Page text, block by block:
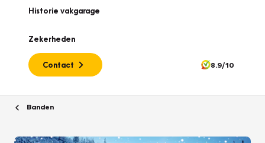
Historie vakgarage
Zekerheden
Contact 8.9/10
Banden